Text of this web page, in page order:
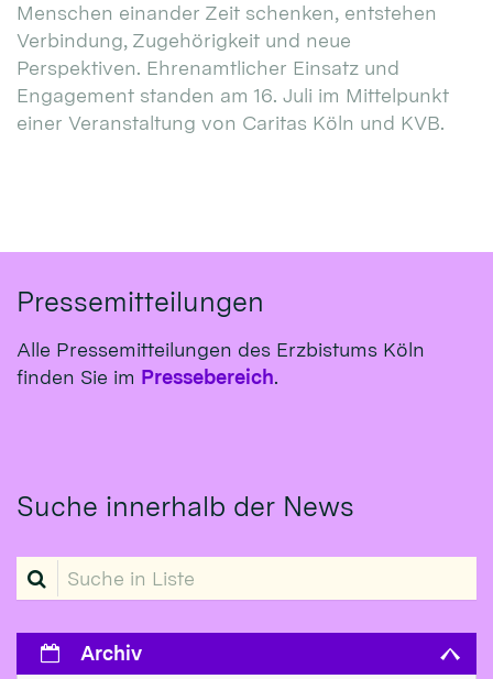
Menschen einander Zeit schenken, entstehen
Verbindung, Zugehörigkeit und neue
Perspektiven. Ehrenamtlicher Einsatz und
Engagement standen am 16. Juli im Mittelpunkt
einer Veranstaltung von Caritas Köln und KVB.
Pressemitteilungen
Alle Pressemitteilungen des Erzbistums Köln
finden Sie im Pressebereich.
Suche innerhalb der News
Suche in Liste
Archiv